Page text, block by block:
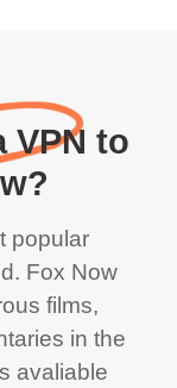
VPN to
popular
Fox Now
films,
in the
avaliable